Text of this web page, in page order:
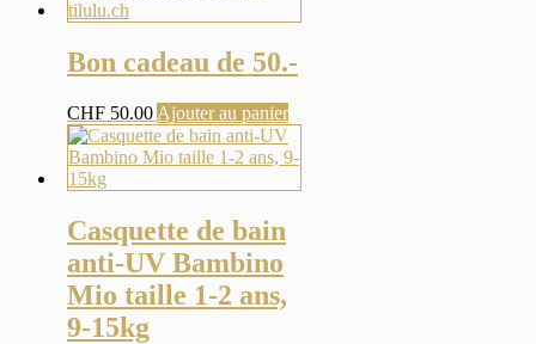
Bon cadeau de 50.-
CHF 50.00 Ajouter au panier
Casquette de bain
anti-UV Bambino
Mio taille 1-2 ans,
9-15kg